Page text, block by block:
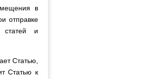
в
отправке
статей и
Статью,
Статью к